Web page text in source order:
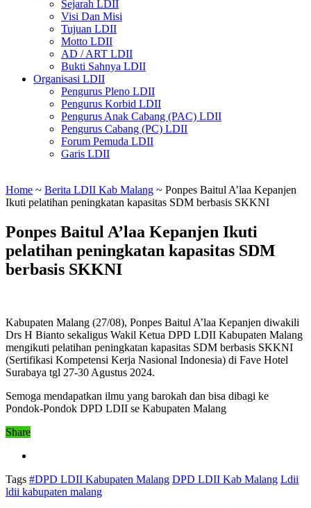
Sejarah LDII
Visi Dan Misi
Tujuan LDII
Motto LDII
AD / ART LDII
Bukti Sahnya LDII
Organisasi LDII
Pengurus Pleno LDII
Pengurus Korbid LDII
Pengurus Anak Cabang (PAC) LDII
Pengurus Cabang (PC) LDII
Forum Pemuda LDII
Garis LDII
Home ~ Berita LDII Kab Malang ~ Ponpes Baitul A’laa Kepanjen
Ikuti pelatihan peningkatan kapasitas SDM berbasis SKKNI
Ponpes Baitul A’laa Kepanjen Ikuti
pelatihan peningkatan kapasitas SDM
berbasis SKKNI
Kabupaten Malang (27/08), Ponpes Baitul A’laa Kepanjen diwakili
Drs H Bianto sekaligus Wakil Ketua DPD LDII Kabupaten Malang
mengikuti pelatihan peningkatan kapasitas SDM berbasis SKKNI
(Sertifikasi Kompetensi Kerja Nasional Indonesia) di Fave Hotel
Surabaya tgl 27-30 Agustus 2024.
Semoga mendapatkan ilmu yang barokah dan bisa dibagi ke
Pondok-Pondok DPD LDII se Kabupaten Malang
Share
Tags #DPD LDII Kabupaten Malang DPD LDII Kab Malang Ldii
ldii kabupaten malang